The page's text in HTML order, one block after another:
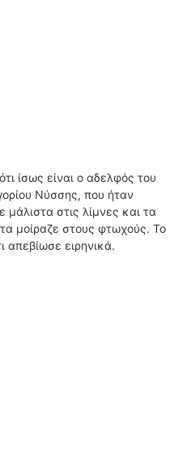
ίσως είναι ο αδελφός του
Νύσσης, που ήταν
στις λίμνες και τα
μοίραζε στους φτωχούς. Το
απεβίωσε ειρηνικά.